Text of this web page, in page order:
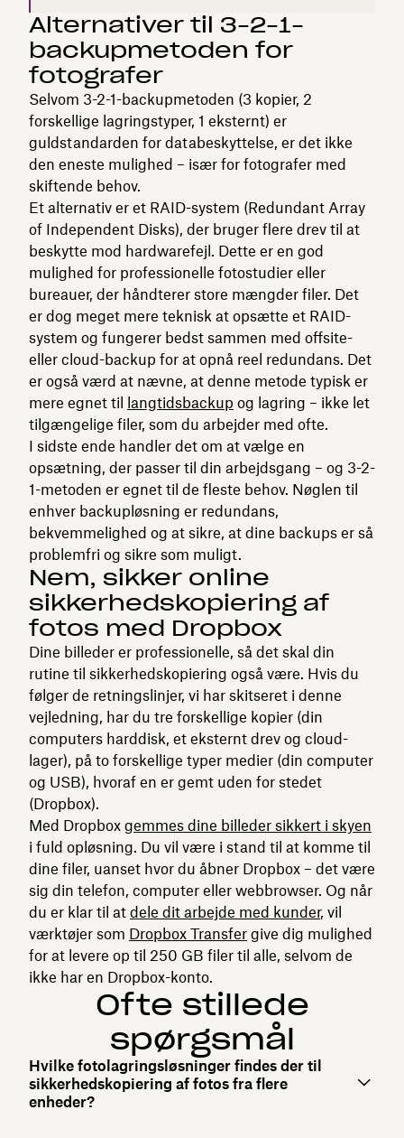
Alternativer til 3-2-1-
backupmetoden for
fotografer
Selvom 3-2-1-backupmetoden (3 kopier, 2
forskellige lagringstyper, 1 eksternt) er
guldstandarden for databeskyttelse, er det ikke
den eneste mulighed – især for fotografer med
skiftende behov.
Et alternativ er et RAID-system (Redundant Array
of Independent Disks), der bruger flere drev til at
beskytte mod hardwarefejl. Dette er en god
mulighed for professionelle fotostudier eller
bureauer, der håndterer store mængder filer. Det
er dog meget mere teknisk at opsætte et RAID-
system og fungerer bedst sammen med offsite-
eller cloud-backup for at opnå reel redundans. Det
er også værd at nævne, at denne metode typisk er
mere egnet til langtidsbackup og lagring – ikke let
tilgængelige filer, som du arbejder med ofte.
I sidste ende handler det om at vælge en
opsætning, der passer til din arbejdsgang – og 3-2-
1-metoden er egnet til de fleste behov. Nøglen til
enhver backupløsning er redundans,
bekvemmelighed og at sikre, at dine backups er så
problemfri og sikre som muligt.
Nem, sikker online
sikkerhedskopiering af
fotos med Dropbox
Dine billeder er professionelle, så det skal din
rutine til sikkerhedskopiering også være. Hvis du
følger de retningslinjer, vi har skitseret i denne
vejledning, har du tre forskellige kopier (din
computers harddisk, et eksternt drev og cloud-
lager), på to forskellige typer medier (din computer
og USB), hvoraf en er gemt uden for stedet
(Dropbox).
Med Dropbox gemmes dine billeder sikkert i skyen
i fuld opløsning. Du vil være i stand til at komme til
dine filer, uanset hvor du åbner Dropbox – det være
sig din telefon, computer eller webbrowser. Og når
du er klar til at dele dit arbejde med kunder, vil
værktøjer som Dropbox Transfer give dig mulighed
for at levere op til 250 GB filer til alle, selvom de
ikke har en Dropbox-konto.
Ofte stillede
spørgsmål
Hvilke fotolagringsløsninger findes der til
sikkerhedskopiering af fotos fra flere
enheder?